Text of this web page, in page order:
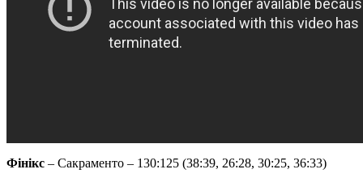
Фінікс – Сакраменто – 130:125 (38:39, 26:28, 30:25, 36:33)